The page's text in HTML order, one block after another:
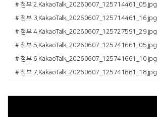
# 첨부 2.KakaoTalk_20260607_125714461_05.jpg
# 첨부 3.KakaoTalk_20260607_125714461_16.jpg
# 첨부 4.KakaoTalk_20260607_125727591_29.jpg
# 첨부 5.KakaoTalk_20260607_125741661_05.jpg
# 첨부 6.KakaoTalk_20260607_125741661_10.jpg
# 첨부 7.KakaoTalk_20260607_125741661_18.jpg